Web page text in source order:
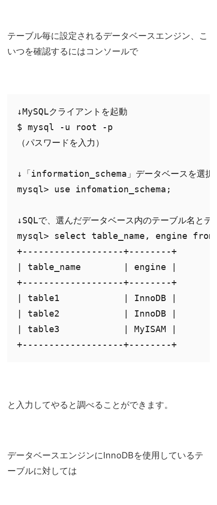
テーブル毎に設定されるデータベースエンジン、こ
いつを確認するにはコンソールで
↓MySQLクライアントを起動
$ mysql -u root -p
（パスワードを入力）
↓「information_schema」データベースを選択
mysql> use infomation_schema;
↓SQLで、選んだデータベース内のテーブル名と
mysql> select table_name, engine from
+-------------------+--------+
| table_name        | engine |
+-------------------+--------+
| table1            | InnoDB |
| table2            | InnoDB |
| table3            | MyISAM |
+-------------------+--------+
と入力してやると調べることができます。
データベースエンジンにInnoDBを使用しているテ
ーブルに対しては